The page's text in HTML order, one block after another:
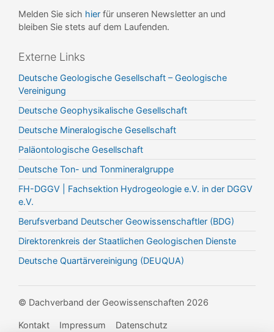
Melden Sie sich hier für unseren Newsletter an und
bleiben Sie stets auf dem Laufenden.
Externe Links
Deutsche Geologische Gesellschaft – Geologische
Vereinigung
Deutsche Geophysikalische Gesellschaft
Deutsche Mineralogische Gesellschaft
Paläontologische Gesellschaft
Deutsche Ton- und Tonmineralgruppe
FH-DGGV | Fachsektion Hydrogeologie e.V. in der DGGV
e.V.
Berufsverband Deutscher Geowissenschaftler (BDG)
Direktorenkreis der Staatlichen Geologischen Dienste
Deutsche Quartärvereinigung (DEUQUA)
© Dachverband der Geowissenschaften 2026
Kontakt Impressum Datenschutz